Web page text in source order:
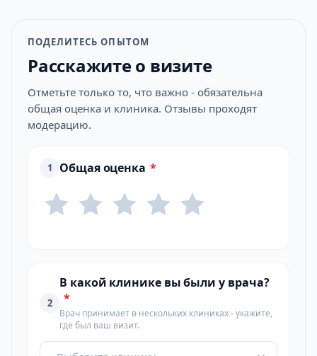
ПОДЕЛИТЕСЬ ОПЫТОМ
Расскажите о визите
Отметьте только то, что важно - обязательна
общая оценка и клиника. Отзывы проходят
модерацию.
1 Общая оценка *
2
В какой клинике вы были у врача?
*
Врач принимает в нескольких клиниках - укажите,
где был ваш визит.